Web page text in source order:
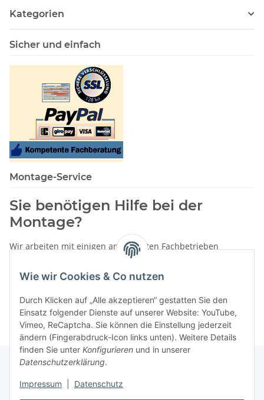
Wie wir Cookies & Co nutzen
Durch Klicken auf „Alle akzeptieren“ gestatten Sie den
Einsatz folgender Dienste auf unserer Website: YouTube,
Vimeo, ReCaptcha. Sie können die Einstellung jederzeit
ändern (Fingerabdruck-Icon links unten). Weitere Details
finden Sie unter Konfigurieren und in unserer
Datenschutzerklärung.
Impressum Datenschutz
Kategorien
Sicher und einfach
Montage-Service
Sie benötigen Hilfe bei der
Montage?
Wir arbeiten mit einigen anerkannten Fachbetrieben
Rufen Sie uns einfach an:
oder schreiben Sie uns eine eMail!
Gesetzliche Informationen